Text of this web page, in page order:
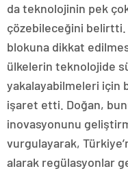
da teknolojinin pek
çözebileceğini belirtti.
blokuna dikkat
ülkelerin teknolojide
yakalayabilmeleri için
işaret etti. Doğan,
inovasyonunu
vurgulayarak,
alarak regülasyonlar